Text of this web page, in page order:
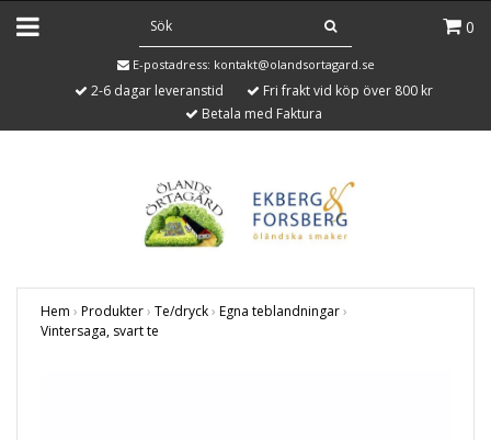
0
E-postadress: kontakt@olandsortagard.se
2-6 dagar leveranstid
Fri frakt vid köp över 800 kr
Betala med Faktura
Hem › Produkter› Te/dryck› Egna teblandningar›
Vintersaga, svart te